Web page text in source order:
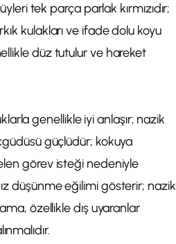
tek parça parlak kırmızıdır;
kulakları ve ifade dolu koyu
düz tutulur ve hareket
genellikle iyi anlaşır; nazik
güçlüdür; kokuya
görev isteği nedeniyle
düşünme eğilimi gösterir; nazik
özellikle dış uyaranlar